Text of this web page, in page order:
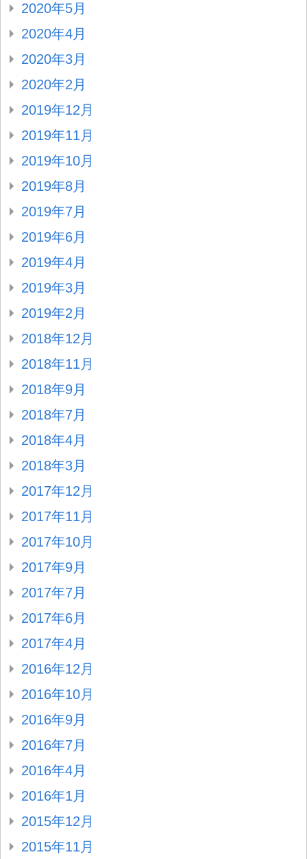
2020年5月
2020年4月
2020年3月
2020年2月
2019年12月
2019年11月
2019年10月
2019年8月
2019年7月
2019年6月
2019年4月
2019年3月
2019年2月
2018年12月
2018年11月
2018年9月
2018年7月
2018年4月
2018年3月
2017年12月
2017年11月
2017年10月
2017年9月
2017年7月
2017年6月
2017年4月
2016年12月
2016年10月
2016年9月
2016年7月
2016年4月
2016年1月
2015年12月
2015年11月